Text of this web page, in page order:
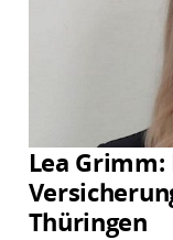
Lea Grimm:
Thüringen